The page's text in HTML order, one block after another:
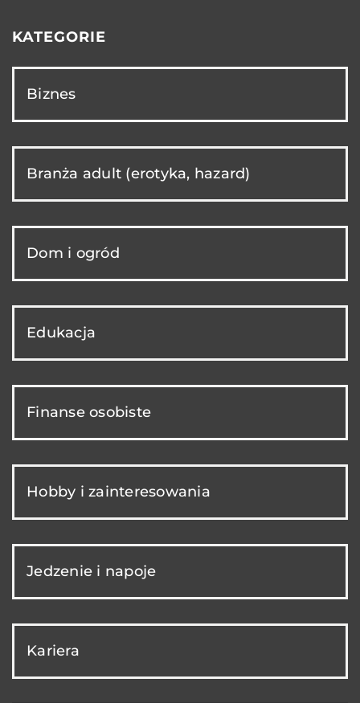
KATEGORIE
Biznes
Branża adult (erotyka, hazard)
Dom i ogród
Edukacja
Finanse osobiste
Hobby i zainteresowania
Jedzenie i napoje
Kariera